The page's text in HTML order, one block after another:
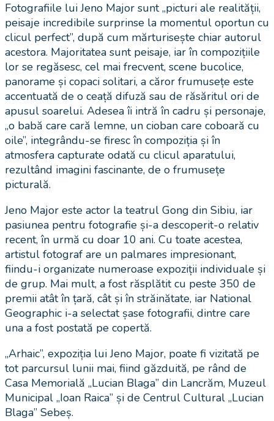
Fotografiile lui Jeno Major sunt „picturi ale realității,
peisaje incredibile surprinse la momentul oportun cu
clicul perfect”, după cum mărturisește chiar autorul
acestora. Majoritatea sunt peisaje, iar în compozițiile
lor se regăsesc, cel mai frecvent, scene bucolice,
panorame și copaci solitari, a căror frumusețe este
accentuată de o ceață difuză sau de răsăritul ori de
apusul soarelui. Adesea îi intră în cadru și personaje,
„o babă care cară lemne, un cioban care coboară cu
oile”, integrându-se firesc în compoziția și în
atmosfera capturate odată cu clicul aparatului,
rezultând imagini fascinante, de o frumusețe
picturală.
Jeno Major este actor la teatrul Gong din Sibiu, iar
pasiunea pentru fotografie și-a descoperit-o relativ
recent, în urmă cu doar 10 ani. Cu toate acestea,
artistul fotograf are un palmares impresionant,
fiindu-i organizate numeroase expoziții individuale și
de grup. Mai mult, a fost răsplătit cu peste 350 de
premii atât în țară, cât și în străinătate, iar National
Geographic i-a selectat șase fotografii, dintre care
una a fost postată pe copertă.
„Arhaic”, expoziția lui Jeno Major, poate fi vizitată pe
tot parcursul lunii mai, fiind găzduită, pe rând de
Casa Memorială „Lucian Blaga” din Lancrăm, Muzeul
Municipal „Ioan Raica” și de Centrul Cultural „Lucian
Blaga” Sebeș.